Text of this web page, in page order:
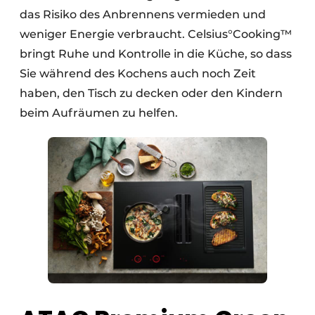
das Risiko des Anbrennens vermieden und
weniger Energie verbraucht. Celsius°Cooking™
bringt Ruhe und Kontrolle in die Küche, so dass
Sie während des Kochens auch noch Zeit
haben, den Tisch zu decken oder den Kindern
beim Aufräumen zu helfen.